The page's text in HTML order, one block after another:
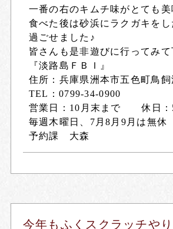
一番の右のキムチ味がとても美
食べた後は砂浜にラクガキをし
過ごせました♪
皆さんも是非遊びに行ってみて
『淡路島ＦＢＩ』
住所：兵庫県洲本市五色町鳥飼
TEL：0799-34-0900
営業日：10月末まで 休日：
毎週木曜日、7月8月9月は無休
予約課 大森
今年もふくスクラッチや